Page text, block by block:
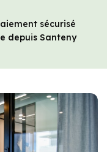
sécurisé
depuis Santeny